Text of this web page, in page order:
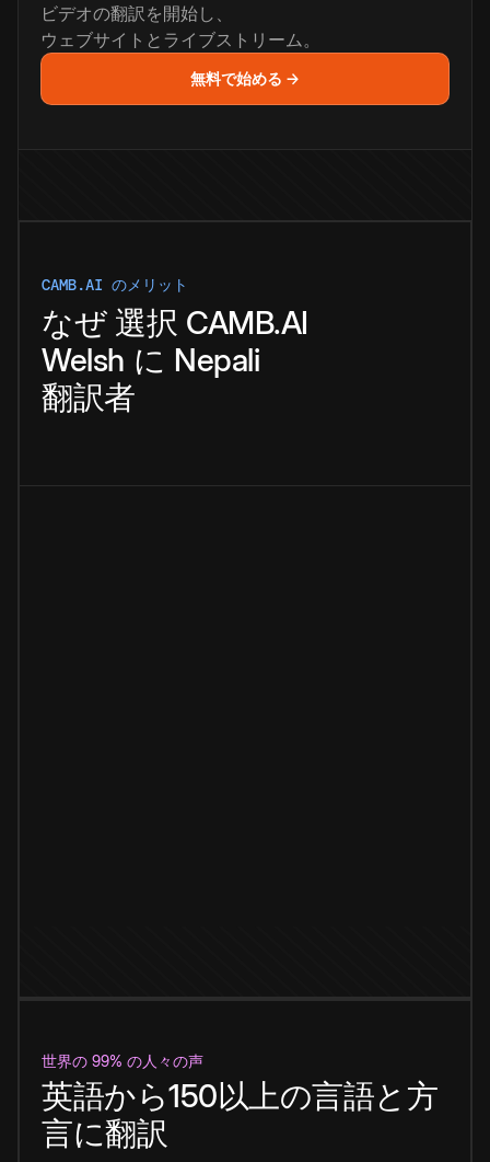
ビデオの翻訳を開始し、
ウェブサイトとライブストリーム。
無料で始める →
CAMB.AI のメリット
なぜ 選択 CAMB.AI
Welsh に Nepali
翻訳者
世界の 99% の人々の声
英語から150以上の言語と方
言に翻訳